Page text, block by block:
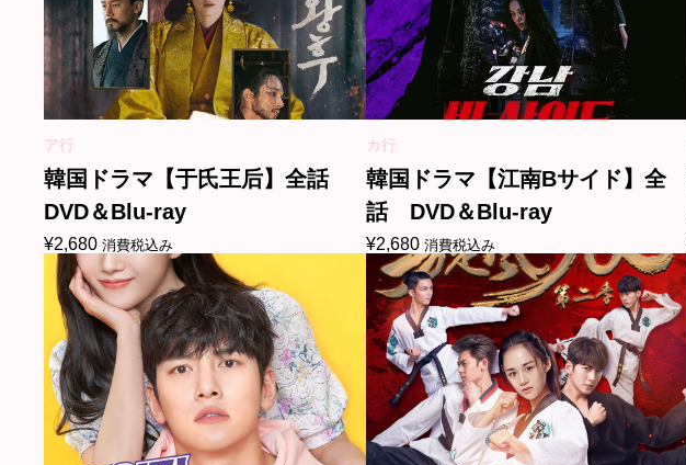
ア行
韓国ドラマ【于氏王后】全話
DVD＆Blu-ray
¥2,680 消費税込み
カ行
韓国ドラマ【江南Bサイド】全
話 DVD＆Blu-ray
¥2,680 消費税込み